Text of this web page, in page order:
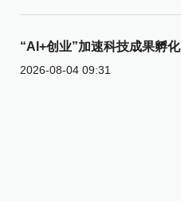
“AI+创业”加速科技成果孵化
2026-08-04 09:31